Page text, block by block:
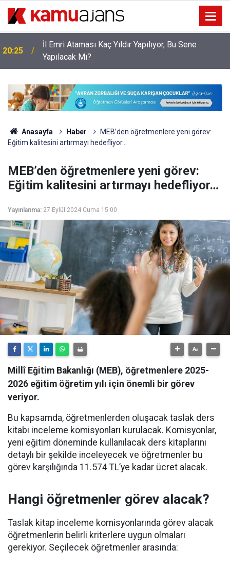
20:25
İl Emri Ataması Kaç Yıldır Yapılıyor, Bu Sene
Yapılacak Mı?
Anasayfa Haber
MEB’den öğretmenlere yeni görev:
Eğitim kalitesini artırmayı hedefliyor…
MEB’den öğretmenlere yeni görev:
Eğitim kalitesini artırmayı hedefliyor…
Yayınlanma: 27 Eylül 2024 Cuma 15:00
Millî Eğitim Bakanlığı (MEB), öğretmenlere 2025-
2026 eğitim öğretim yılı için önemli bir görev
veriyor.
Bu kapsamda, öğretmenlerden oluşacak taslak ders
kitabı inceleme komisyonları kurulacak. Komisyonlar,
yeni eğitim döneminde kullanılacak ders kitaplarını
detaylı bir şekilde inceleyecek ve öğretmenler bu
görev karşılığında 11.574 TL’ye kadar ücret alacak.
Hangi öğretmenler görev alacak?
Taslak kitap inceleme komisyonlarında görev alacak
öğretmenlerin belirli kriterlere uygun olmaları
gerekiyor. Seçilecek öğretmenler arasında: